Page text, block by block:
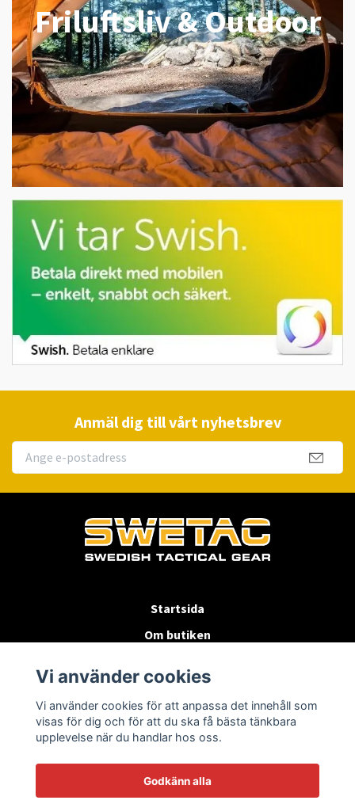
Friluftsliv & Outdoor
Anmäl dig till vårt nyhetsbrev
Startsida
Om butiken
Byten & Returer
Kontakta oss
Vi använder cookies
Vi använder cookies för att anpassa det innehåll som
visas för dig och för att du ska få bästa tänkbara
upplevelse när du handlar hos oss.
Godkänn alla